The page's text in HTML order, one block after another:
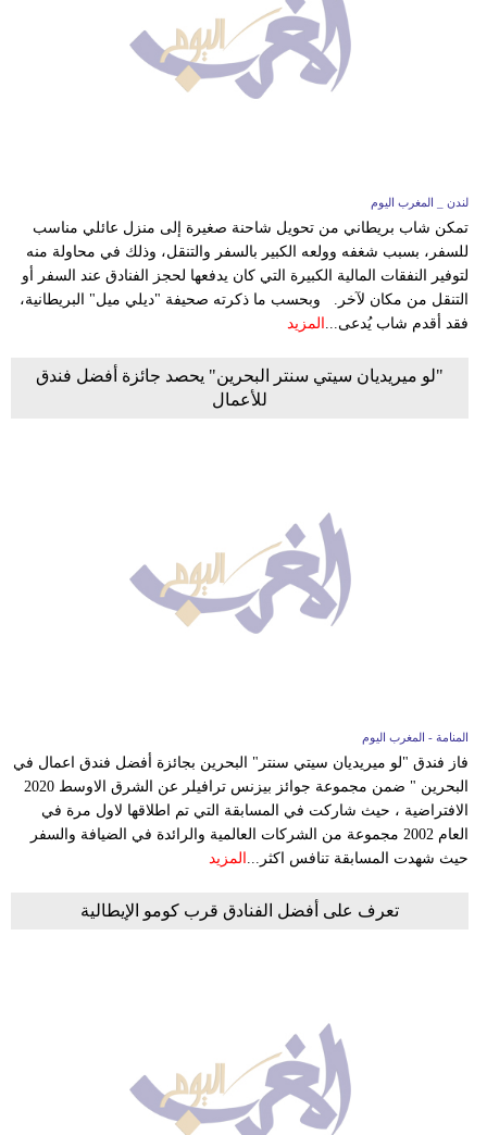
لندن _ المغرب اليوم
تمكن شاب بريطاني من تحويل شاحنة صغيرة إلى منزل عائلي مناسب
للسفر، بسبب شغفه وولعه الكبير بالسفر والتنقل، وذلك في محاولة منه
لتوفير النفقات المالية الكبيرة التي كان يدفعها لحجز الفنادق عند السفر أو
التنقل من مكان لآخر. وبحسب ما ذكرته صحيفة "ديلي ميل" البريطانية،
فقد أقدم شاب يُدعى... المزيد
"لو ميريديان سيتي سنتر البحرين" يحصد جائزة أفضل فندق
للأعمال
المنامة - المغرب اليوم
فاز فندق "لو ميريديان سيتي سنتر" البحرين بجائزة أفضل فندق اعمال في
البحرين " ضمن مجموعة جوائز بيزنس ترافيلر عن الشرق الاوسط 2020
الافتراضية ، حيث شاركت في المسابقة التي تم اطلاقها لاول مرة في
العام 2002 مجموعة من الشركات العالمية والرائدة في الضيافة والسفر
حيث شهدت المسابقة تنافس اكثر... المزيد
تعرف على أفضل الفنادق قرب كومو الإيطالية